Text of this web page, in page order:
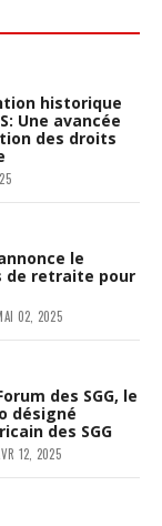
historique
Une avancée
des droits
le
de retraite pour
02, 2025
des SGG, le
désigné
des SGG
12, 2025